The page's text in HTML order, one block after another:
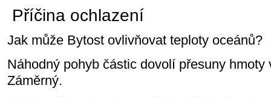
Příčina ochlazení
Jak může Bytost ovlivňovat teploty oceánů?
Náhodný pohyb částic dovolí přesuny hmoty
Záměrný.